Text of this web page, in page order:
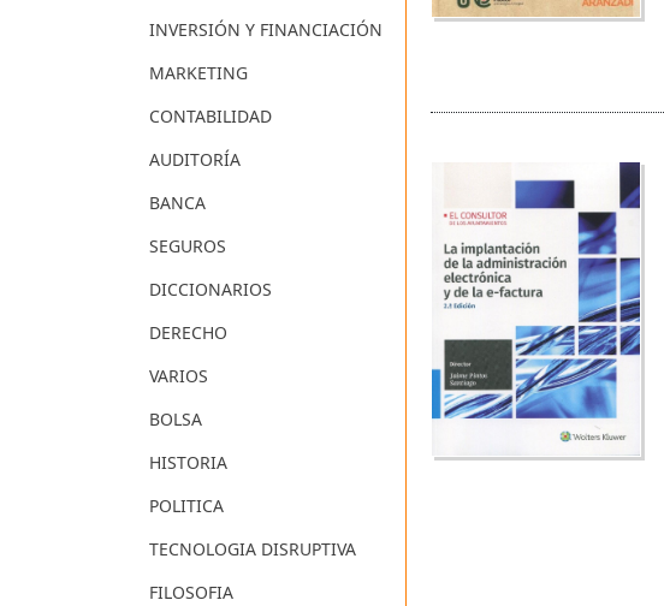
INVERSIÓN Y FINANCIACIÓN
MARKETING
CONTABILIDAD
AUDITORÍA
BANCA
SEGUROS
DICCIONARIOS
DERECHO
VARIOS
BOLSA
HISTORIA
POLITICA
TECNOLOGIA DISRUPTIVA
FILOSOFIA